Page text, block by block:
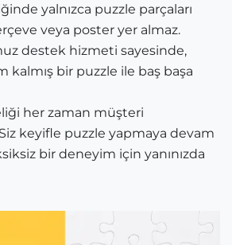
yalnızca puzzle parçaları
veya poster yer almaz.
destek hizmeti sayesinde,
kalmış bir puzzle ile baş başa
her zaman müşteri
keyifle puzzle yapmaya devam
bir deneyim için yanınızda